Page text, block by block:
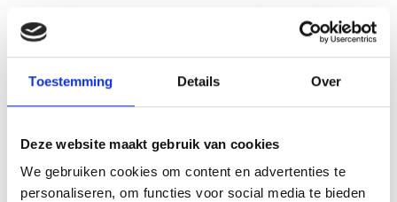
Toestemming Details Over
Deze website maakt gebruik van cookies
We gebruiken cookies om content en advertenties te
personaliseren, om functies voor social media te bieden
sleutel van je nieuwe droomhuis in handen staat.
Op zoek naar een aankoopmakelaar in Hilversum? Schakel
Makelaarschap in!
Kan jij niet wachten om in Hilversum te gaan wonen en denk je dat
Makelaarschap je daar als aankoopmakelaar in Hilversum goed bij kan
helpen? Neem dan vandaag nogcontact met ons op en ontdekwat